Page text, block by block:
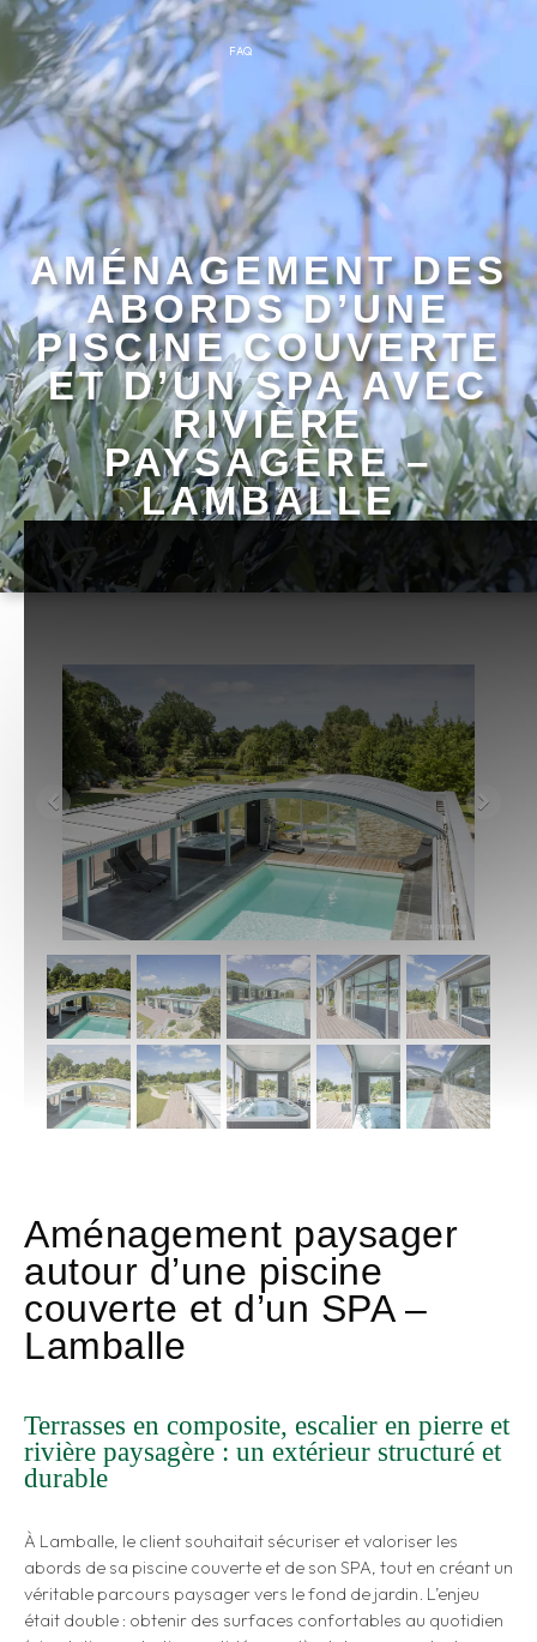
FAQ
AMÉNAGEMENT DES
ABORDS D’UNE
PISCINE COUVERTE
ET D’UN SPA AVEC
RIVIÈRE
PAYSAGÈRE –
LAMBALLE
Aménagement paysager
autour d’une piscine
couverte et d’un SPA –
Lamballe
Terrasses en composite, escalier en pierre et
rivière paysagère : un extérieur structuré et
durable
À Lamballe, le client souhaitait sécuriser et valoriser les
abords de sa piscine couverte et de son SPA, tout en créant un
véritable parcours paysager vers le fond de jardin. L’enjeu
était double : obtenir des surfaces confortables au quotidien